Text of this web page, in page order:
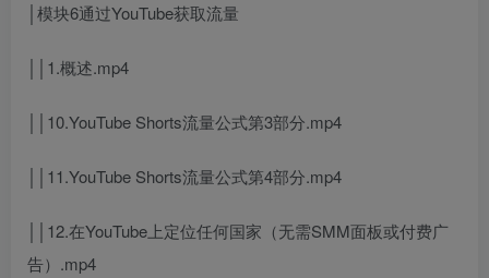
│模块6通过YouTube获取流量
││1.概述.mp4
││10.YouTube Shorts流量公式第3部分.mp4
││11.YouTube Shorts流量公式第4部分.mp4
││12.在YouTube上定位任何国家（无需SMM面板或付费广
告）.mp4